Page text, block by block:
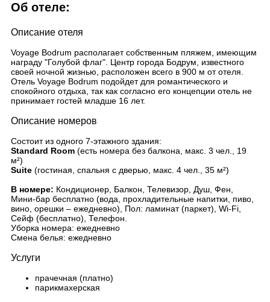
Об отеле:
Описание отеля
Voyage Bodrum располагает собственным пляжем, имеющим
награду "Голубой флаг". Центр города Бодрум, известного
своей ночной жизнью, расположен всего в 900 м от отеля.
Отель Voyage Bodrum подойдет для романтического и
спокойного отдыха, так как согласно его концепции отель не
принимает гостей младше 16 лет.
Описание номеров
Состоит из одного 7-этажного здания:
Standard Room (есть номера без балкона, макс. 3 чел., 19
м²)
Suite (гостиная, спальня с дверью, макс. 4 чел., 35 м²)
В номере: Кондиционер, Балкон, Телевизор, Душ, Фен,
Мини-бар бесплатно (вода, прохладительные напитки, пиво,
вино, орешки – ежедневно), Пол: ламинат (паркет), Wi-Fi,
Сейф (бесплатно), Телефон.
Уборка номера: ежедневно
Смена белья: ежедневно
Услуги
прачечная (платно)
парикмахерская